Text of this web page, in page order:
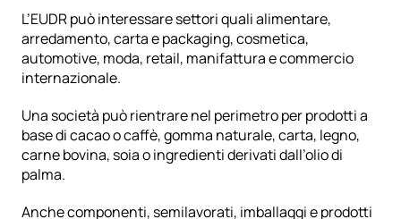
L’EUDR può interessare settori quali alimentare,
arredamento, carta e packaging, cosmetica,
automotive, moda, retail, manifattura e commercio
internazionale.
Una società può rientrare nel perimetro per prodotti a
base di cacao o caffè, gomma naturale, carta, legno,
carne bovina, soia o ingredienti derivati dall’olio di
palma.
Anche componenti, semilavorati, imballaggi e prodotti